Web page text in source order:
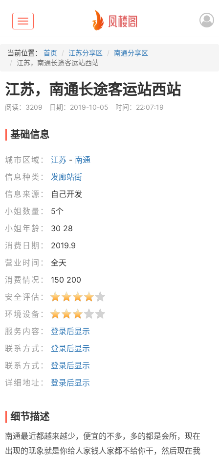
Toggle
navigation
当前位置： 首页 江苏分享区
南通分享区
江苏，南通长途客运站西站
江苏，南通长途客运站西站
阅读：3209 日期：2019-10-05 时间：22:07:19
基础信息
城市区域： 江苏 - 南通
信息种类：
发廊站街
信息来源：
自己开发
小姐数量：
5个
小姐年龄：
30 28
消费日期：
2019.9
营业时间：
全天
消费情况：
150 200
安全评估：
环境设备：
服务内容：
登录后显示
联系方式：
登录后显示
联系方式：
登录后显示
详细地址：
登录后显示
细节描述
南通最近都越来越少，便宜的不多，多的都是会所，现在
出现的现象就是你给人家钱人家都不给你干，然后现在我